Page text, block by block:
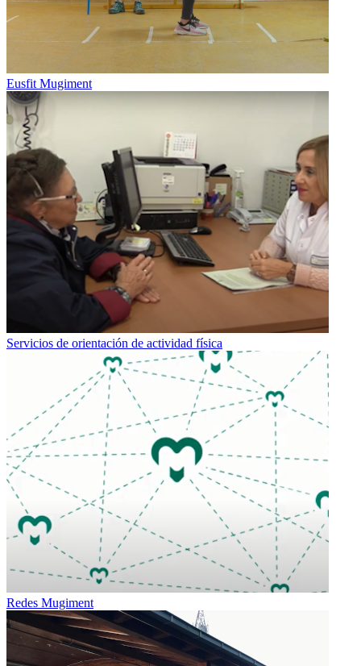
Eusfit Mugiment
Servicios de orientación de actividad física
Redes Mugiment